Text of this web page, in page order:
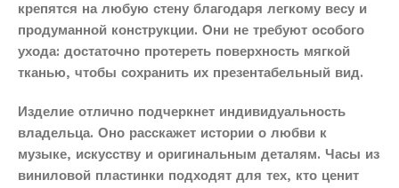
крепятся на любую стену благодаря легкому весу и
продуманной конструкции. Они не требуют особого
ухода: достаточно протереть поверхность мягкой
тканью, чтобы сохранить их презентабельный вид.
Изделие отлично подчеркнет индивидуальность
владельца. Оно расскажет истории о любви к
музыке, искусству и оригинальным деталям. Часы из
виниловой пластинки подходят для тех, кто ценит